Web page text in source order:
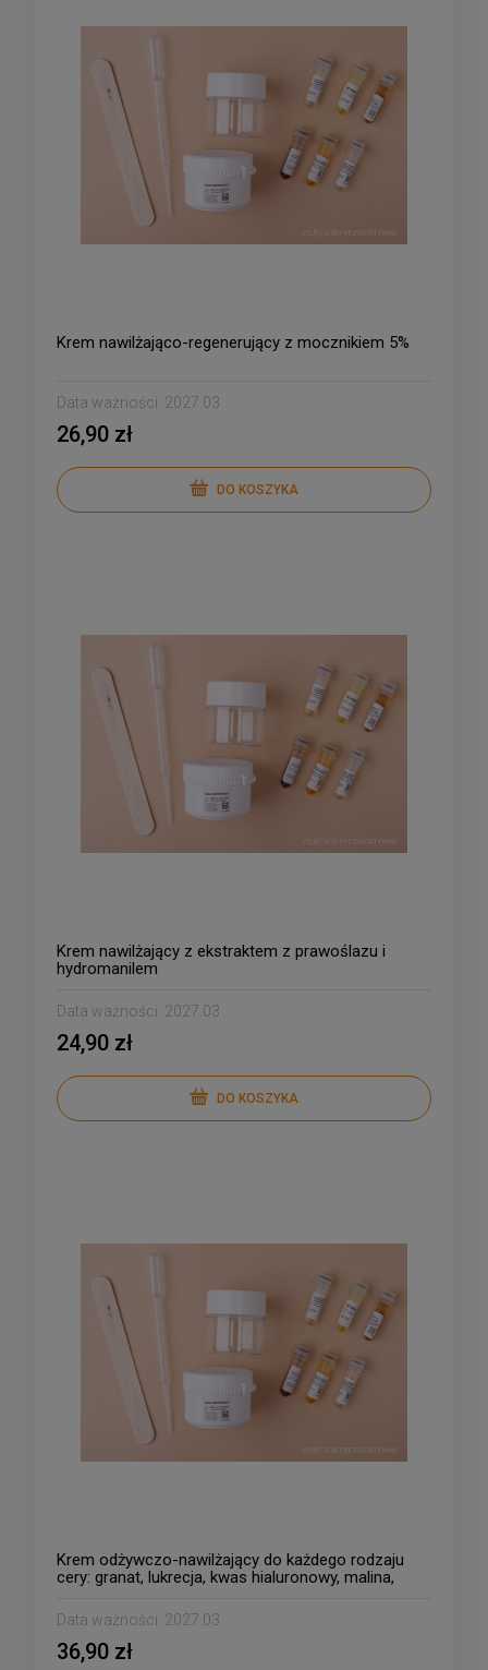
Krem nawilżająco-regenerujący z mocznikiem 5%
Data ważności: 2027.03
26,90 zł
DO KOSZYKA
Krem nawilżający z ekstraktem z prawoślazu i
hydromanilem
Data ważności: 2027.03
24,90 zł
DO KOSZYKA
Krem odżywczo-nawilżający do każdego rodzaju
cery: granat, lukrecja, kwas hialuronowy, malina,
Data ważności: 2027.03
36,90 zł